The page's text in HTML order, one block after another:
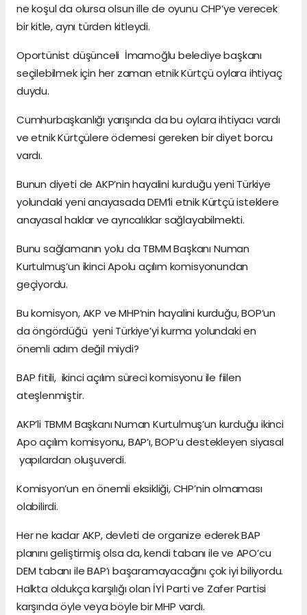
ne koşul da olursa olsun ille de oyunu CHP’ye verecek
bir kitle, aynı türden kitleydi.
Oportünist düşünceli İmamoğlu belediye başkanı
seçilebilmek için her zaman etnik Kürtçü oylara ihtiyaç
duydu.
Cumhurbaşkanlığı yarışında da bu oylara ihtiyacı vardı
ve etnik Kürtçülere ödemesi gereken bir diyet borcu
vardı.
Bunun diyeti de AKP’nin hayalini kurduğu yeni Türkiye
yolundaki yeni anayasada DEM’li etnik Kürtçü isteklere
anayasal haklar ve ayrıcalıklar sağlayabilmekti.
Bunu sağlamanın yolu da TBMM Başkanı Numan
Kurtulmuş’un ikinci Apolu açılım komisyonundan
geçiyordu.
Bu komisyon, AKP ve MHP’nin hayalini kurduğu, BOP’un
da öngördüğü yeni Türkiye’yi kurma yolundaki en
önemli adım değil miydi?
BAP fitili, ikinci açılım süreci komisyonu ile fiilen
ateşlenmiştir.
AKP’li TBMM Başkanı Numan Kurtulmuş’un kurduğu ikinci
Apo açılım komisyonu, BAP’ı, BOP’u destekleyen siyasal
yapılardan oluşuverdi.
Komisyon’un en önemli eksikliği, CHP’nin olmaması
olabilirdi.
Her ne kadar AKP, devleti de organize ederek BAP
planını geliştirmiş olsa da, kendi tabanı ile ve APO’cu
DEM tabanı ile BAP’ı başaramayacağını çok iyi biliyordu.
Halkta oldukça karşılığı olan İYİ Parti ve Zafer Partisi
karşında öyle veya böyle bir MHP vardı.